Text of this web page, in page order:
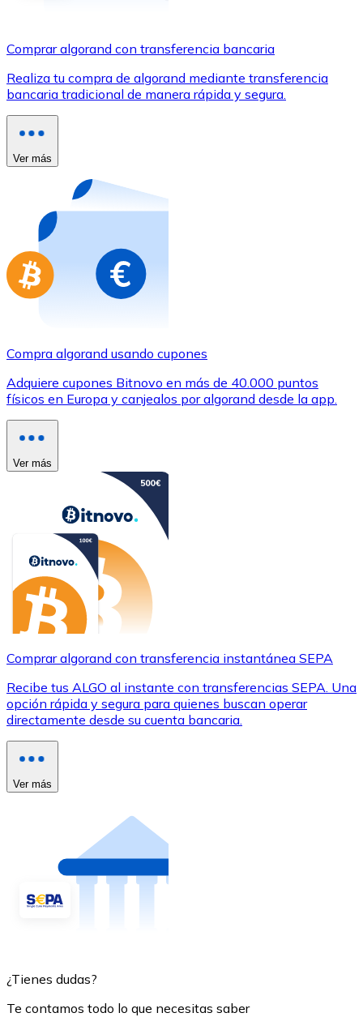
Nuevo
Compra tarjetas regalo de tus marcas favoritas con
Ir a la tienda de tarjetas regalo
Comprar algorand con transferencia bancaria
Realiza tu compra de algorand mediante transferencia
bancaria tradicional de manera rápida y segura.
Ver más
Compra algorand usando cupones
Adquiere cupones Bitnovo en más de 40.000 puntos
físicos en Europa y canjealos por algorand desde la app.
Ver más
Comprar algorand con transferencia instantánea SEPA
Recibe tus ALGO al instante con transferencias SEPA. Una
opción rápida y segura para quienes buscan operar
directamente desde su cuenta bancaria.
Ver más
¿Tienes dudas?
Te contamos todo lo que necesitas saber